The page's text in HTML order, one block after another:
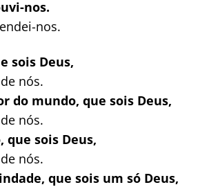
nos.
nos.
sois Deus,
nós.
do mundo, que sois Deus,
nós.
que sois Deus,
nós.
que sois um só Deus,